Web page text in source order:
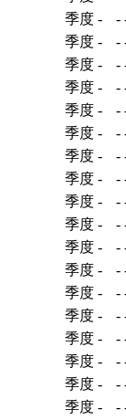
季度 - -
季度 - -
季度 - -
季度 - -
季度 - -
季度 - -
季度 - -
季度 - -
季度 - -
季度 - -
季度 - -
季度 - -
季度 - -
季度 - -
季度 - -
季度 - -
季度 - -
季度 - -